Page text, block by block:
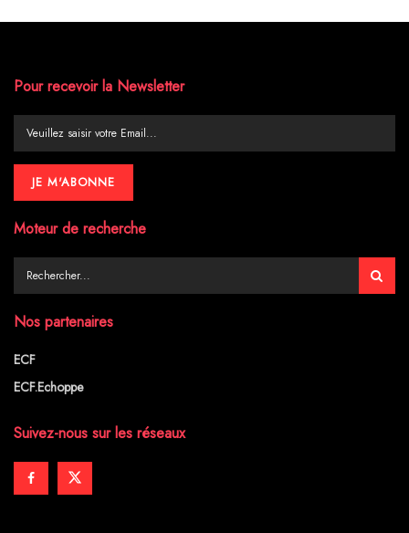
Pour recevoir la Newsletter
Moteur de recherche
Nos partenaires
ECF
ECF.Echoppe
Suivez-nous sur les réseaux